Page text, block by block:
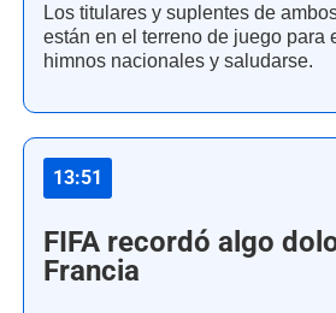
Los titulares y suplentes de
están en el terreno de juego para
himnos nacionales y saludarse.
13:51
FIFA recordó algo
Francia